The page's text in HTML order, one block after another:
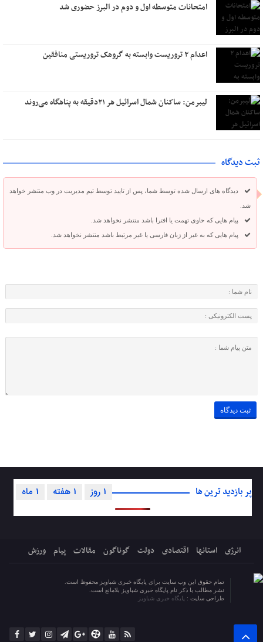
امتحانات متوسطه اول و دوم در البرز حضوری شد
اعدام ۲ تروریست وابسته به گروهک تروریستی منافقین
لیبرمن: ساکنان شمال اسرائیل هر ۲۱دقیقه به پناهگاه می‌روند
ثبت دیدگاه
دیدگاه های ارسال شده توسط شما، پس از تایید توسط تیم مدیریت در وب منتشر خواهد
شد.
پیام هایی که حاوی تهمت یا افترا باشد منتشر نخواهد شد.
پیام هایی که به غیر از زبان فارسی یا غیر مرتبط باشد منتشر نخواهد شد.
پر بازدید ترین ها 1 ماه 1 هفته 1 روز
انرژی استانها اقتصادی دولت گوناگون مقالات پیام ورزش
تمام حقوق این وب سایت برای پایگاه خبری شباویز محفوظ است.
نشر مطالب با ذکر نام پایگاه خبری شباویز بلامانع است.
طراحی سایت : پایگاه خبری شباویز